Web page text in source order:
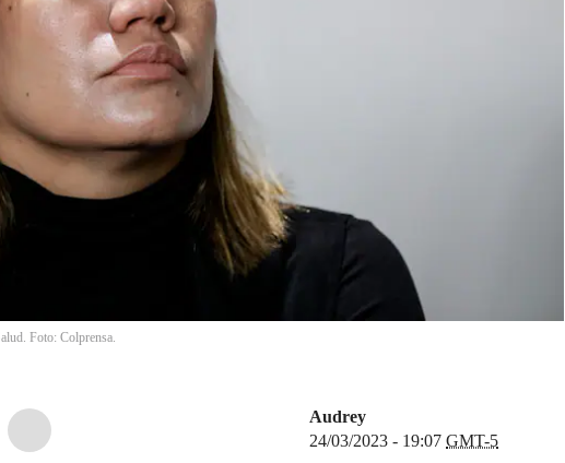
Foto: Colprensa.
Audrey
24/03/2023 - 19:07 GMT-5